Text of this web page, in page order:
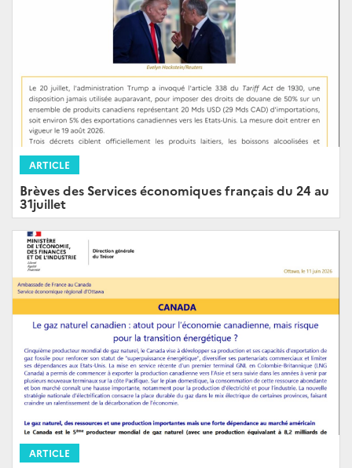
ARTICLE
Brèves des Services économiques français du 24 au
31juillet
ARTICLE